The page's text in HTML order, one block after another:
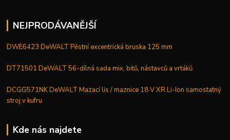
NEJPRODÁVANĚJŠÍ
DWE6423 DeWALT Pěstní excentrická bruska 125 mm
DT71501 DeWALT 56-dílná sada mix, bitů, nástavců a vrtáků
DCGG571NK DeWALT Mazací lis / maznice 18 V XR Li-Ion samostatný
stroj v kufru
Kde nás najdete